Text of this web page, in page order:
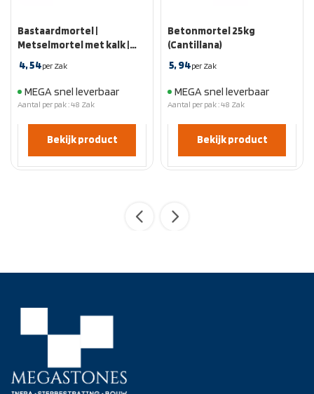
Bastaardmortel |
Metselmortel met kalk |
Zak 25 kg
4,54per Zak
MEGA snel leverbaar
Aantal per pak : 48 Zak
Bekijk product
Betonmortel 25kg
(Cantillana)
5,94per Zak
MEGA snel leverbaar
Aantal per pak : 48 Zak
Bekijk product